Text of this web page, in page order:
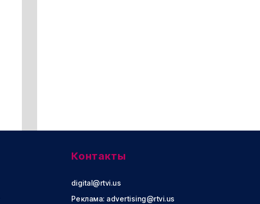
Контакты
digital@rtvi.us
Реклама: advertising@rtvi.us